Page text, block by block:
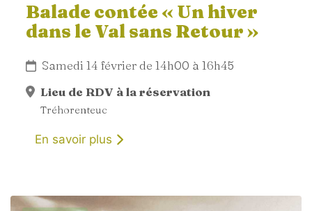
Balade contée « Un hiver
dans le Val sans Retour »
Samedi 14 février de 14h00 à 16h45
Lieu de RDV à la réservation
Tréhorenteuc
En savoir plus